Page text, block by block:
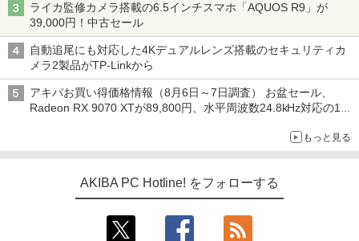
ライカ監修カメラ搭載の6.5インチスマホ「AQUOS R9」が
39,000円！中古セール
自動追尾にも対応した4Kデュアルレンズ搭載のセキュリティカ
メラ2製品がTP-Linkから
アキバお買い得価格情報（8月6日～7日調査） お盆セール、
Radeon RX 9070 XTが89,800円、水平周波数24.8kHz対応の17
もっと見る
AKIBA PC Hotline! をフォローする